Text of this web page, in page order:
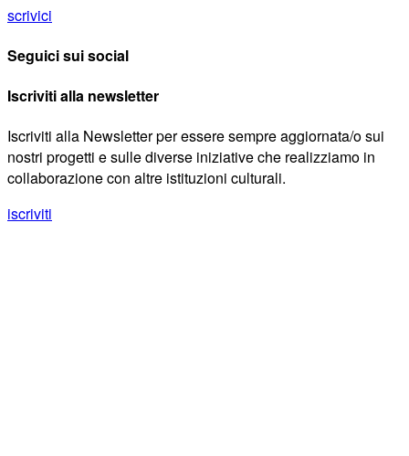
scrivici
Seguici sui social
Iscriviti alla newsletter
Iscriviti alla Newsletter per essere sempre aggiornata/o sui
nostri progetti e sulle diverse iniziative che realizziamo in
collaborazione con altre istituzioni culturali.
iscriviti